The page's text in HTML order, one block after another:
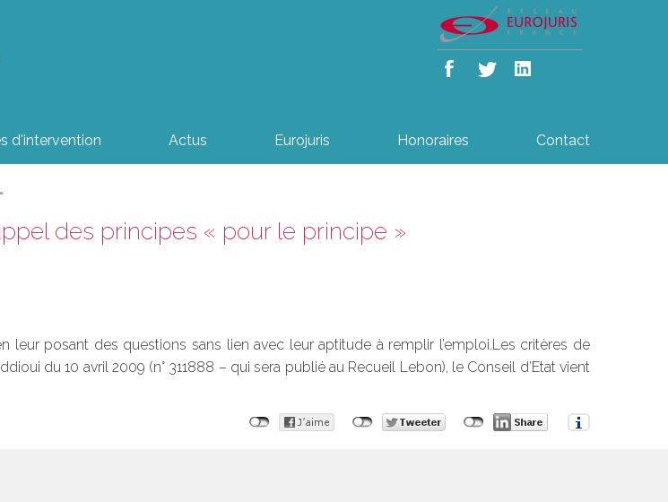
d'intervention Actus Eurojuris Honoraires Contact
des principes « pour le principe »
posant des questions sans lien avec leur aptitude à remplir l’emploi.Les critères de
du 10 avril 2009 (n° 311888 – qui sera publié au Recueil Lebon), le Conseil d’Etat vient